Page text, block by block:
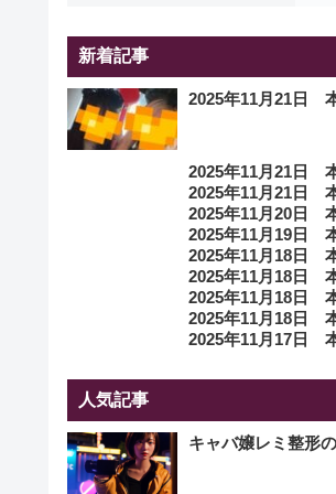
新着記事
2025年11月21日
2025年11月21日
2025年11月21日
2025年11月20日
2025年11月19日
2025年11月18日
2025年11月18日
2025年11月18日
2025年11月18日
2025年11月17日
人気記事
キャバ嬢レミ整形